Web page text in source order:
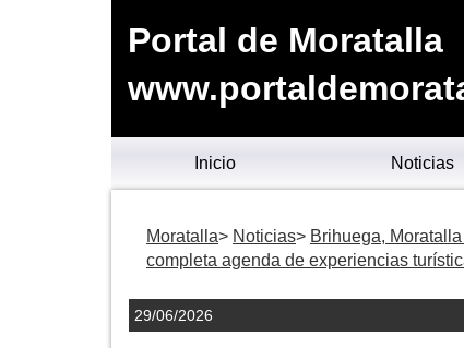
Portal de Moratalla
Inicio Noticias
Moratalla Noticias
Brihuega,
completa agenda de experiencias
29/06/2026